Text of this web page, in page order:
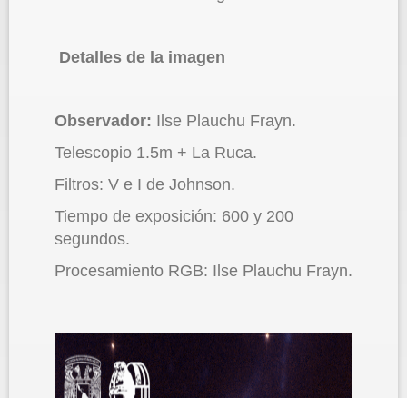
Detalles de la imagen
Observador: Ilse Plauchu Frayn.
Telescopio 1.5m + La Ruca.
Filtros: V e I de Johnson.
Tiempo de exposición: 600 y 200
segundos.
Procesamiento RGB: Ilse Plauchu Frayn.